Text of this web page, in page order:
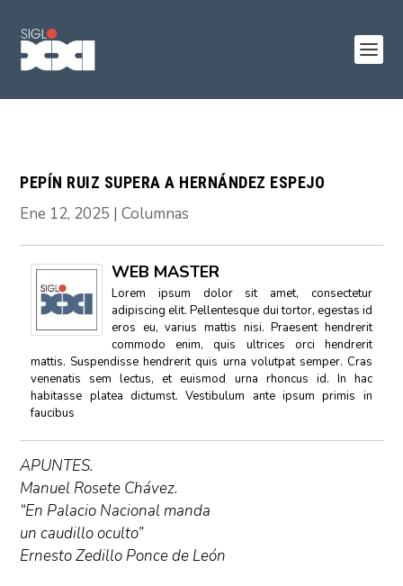
PEPÍN RUIZ SUPERA A HERNÁNDEZ ESPEJO
Ene 12, 2025 |Columnas
WEB MASTER
Lorem ipsum dolor sit amet, consectetur
adipiscing elit. Pellentesque dui tortor, egestas id
eros eu, varius mattis nisi. Praesent hendrerit
commodo enim, quis ultrices orci hendrerit
mattis. Suspendisse hendrerit quis urna volutpat semper. Cras
venenatis sem lectus, et euismod urna rhoncus id. In hac
habitasse platea dictumst. Vestibulum ante ipsum primis in
faucibus
APUNTES.
Manuel Rosete Chávez.
“En Palacio Nacional manda
un caudillo oculto”
Ernesto Zedillo Ponce de León